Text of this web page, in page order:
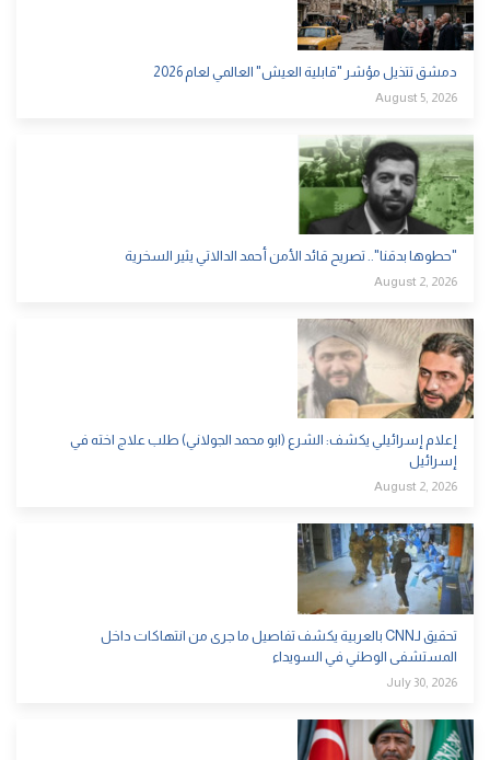
دمشق تتذيل مؤشر "قابلية العيش" العالمي لعام 2026
August 5, 2026
"حطوها بدقنا".. تصريح قائد الأمن أحمد الدالاتي يثير السخرية
August 2, 2026
إعلام إسرائيلي يكشف: الشرع (ابو محمد الجولاني) طلب علاج اخته في
إسرائيل
August 2, 2026
تحقيق لـCNN بالعربية يكشف تفاصيل ما جرى من انتهاكات داخل
المستشفى الوطني في السويداء
July 30, 2026